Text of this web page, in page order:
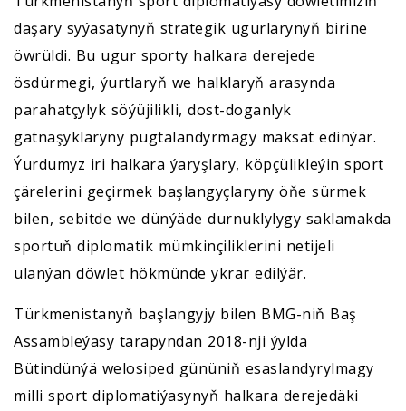
daşary syýasatynyň strategik ugurlarynyň birine
öwrüldi. Bu ugur sporty halkara derejede
ösdürmegi, ýurtlaryň we halklaryň arasynda
parahatçylyk söýüjilikli, dost-doganlyk
gatnaşyklaryny pugtalandyrmagy maksat edinýär.
Ýurdumyz iri halkara ýaryşlary, köpçülikleýin sport
çärelerini geçirmek başlangyçlaryny öňe sürmek
bilen, sebitde we dünýäde durnuklylygy saklamakda
sportuň diplomatik mümkinçiliklerini netijeli
ulanýan döwlet hökmünde ykrar edilýär.
Türkmenistanyň başlangyjy bilen BMG-niň Baş
Assambleýasy tarapyndan 2018-nji ýylda
Bütindünýä welosiped gününiň esaslandyrylmagy
milli sport diplomatiýasynyň halkara derejedäki